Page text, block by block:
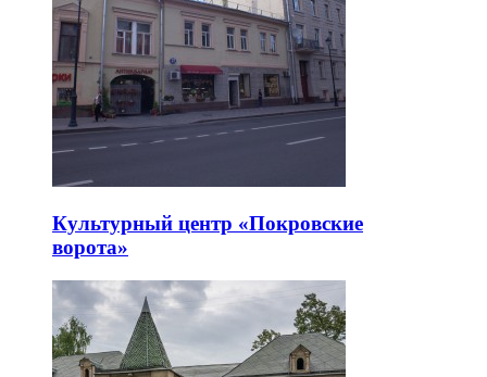
Культурный центр «Покровские
ворота»